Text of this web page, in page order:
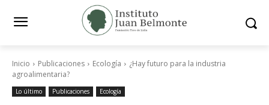
Inicio Publicaciones Ecología
¿Hay futuro para la industria
agroalimentaria?
Lo último Publicaciones Ecología